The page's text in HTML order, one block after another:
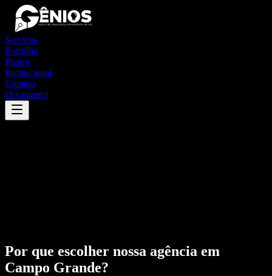
Serviços
Portfólio
Planos
Institucional
Contato
Orçamento
Por que escolher nossa agência em
Campo Grande?